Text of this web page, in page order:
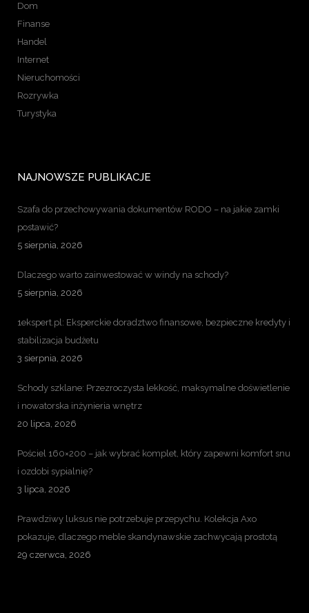
Dom
Finanse
Handel
Internet
Nieruchomości
Rozrywka
Turystyka
NAJNOWSZE PUBLIKACJE
Szafa do przechowywania dokumentów RODO – na jakie zamki
postawić?
5 sierpnia, 2026
Dlaczego warto zainwestować w windy na schody?
5 sierpnia, 2026
1ekspert.pl: Eksperckie doradztwo finansowe, bezpieczne kredyty i
stabilizacja budżetu
3 sierpnia, 2026
Schody szklane: Przezroczysta lekkość, maksymalne doświetlenie
i nowatorska inżynieria wnętrz
20 lipca, 2026
Pościel 160×200 – jak wybrać komplet, który zapewni komfort snu
i ozdobi sypialnię?
3 lipca, 2026
Prawdziwy luksus nie potrzebuje przepychu. Kolekcja Axo
pokazuje, dlaczego meble skandynawskie zachwycają prostotą
29 czerwca, 2026